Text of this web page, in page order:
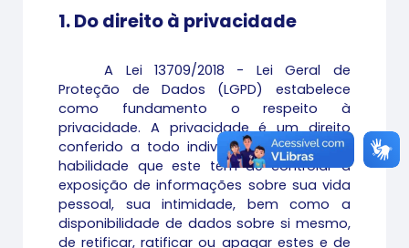
1. Do direito à privacidade
A Lei 13709/2018 - Lei Geral de
Proteção de Dados (LGPD) estabelece
como fundamento o respeito à
privacidade. A privacidade é um direito
conferido a todo indivíduo e consiste na
habilidade que este tem de controlar a
exposição de informações sobre sua vida
pessoal, sua intimidade, bem como a
disponibilidade de dados sobre si mesmo,
de retificar, ratificar ou apagar estes e de